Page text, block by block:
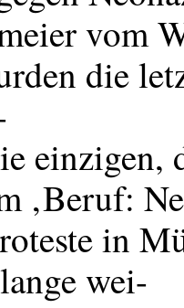
vom
die
einzigen,
‚Beruf:
in
wei-